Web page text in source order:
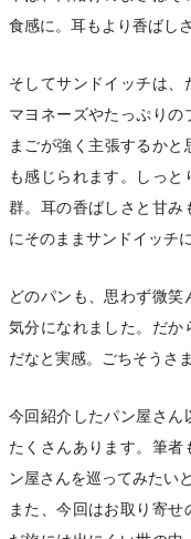
食感に。耳もより香ばし
そしてサンドイッチは、
マヨネーズやたっぷり
まごが強く主張するか
も感じられます。しっ
群。耳の香ばしさと甘
にそのままサンドイッチ
どのパンも、思わず微
気分になれました。だ
だなと実感。ごちそうさ
今回紹介したパン屋さ
たくさんあります。筆
ン屋さんを巡ってみたい
また、今回はお取り寄